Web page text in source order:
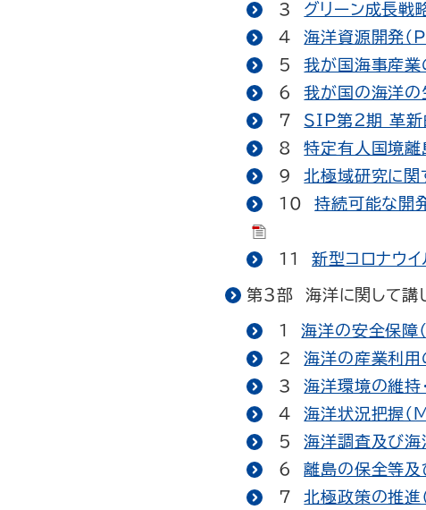
3 グリーン成長戦
4海洋資源開発（
5我が国海事産業
6我が国の海洋の
7 SIP第２期 革新
8特定有人国境離
9北極域研究に関
10持続可能な開
11新型コロナウ
第３部 海洋に関して講
1海洋の安全保障
2海洋の産業利用
3海洋環境の維持
4海洋状況把握（
5海洋調査及び海
6離島の保全等及
7北極政策の推進